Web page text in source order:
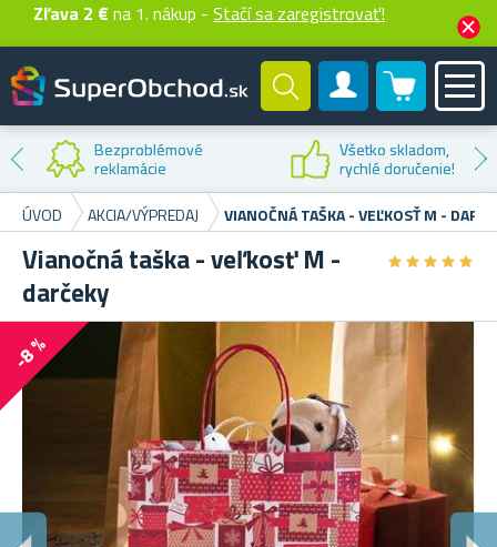
Zľava 2 € na 1. nákup - Stačí sa zaregistrovať!
Zákaznícky účet
0 produktů
Zľava na
prvý nákup
ÚVOD AKCIA/VÝPREDAJ VIANOČNÁ TAŠKA - VEĽKOSŤ M -
Vianočná taška - veľkosť M -
darčeky
★★★★★
★★★★★
-8 %